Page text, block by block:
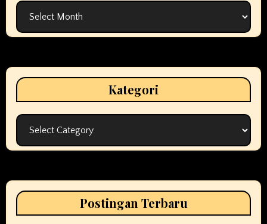
Arsip
Kategori
Kategori
Postingan Terbaru